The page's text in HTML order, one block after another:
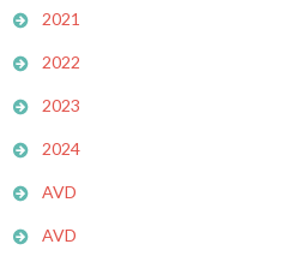
2021
2022
2023
2024
AVD
AVD